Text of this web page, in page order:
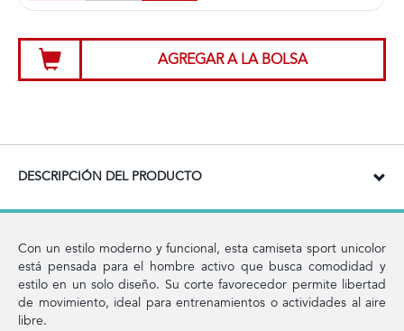
AGREGAR A LA BOLSA
DESCRIPCIÓN DEL PRODUCTO
Con un estilo moderno y funcional, esta camiseta sport unicolor
está pensada para el hombre activo que busca comodidad y
estilo en un solo diseño. Su corte favorecedor permite libertad
de movimiento, ideal para entrenamientos o actividades al aire
libre.